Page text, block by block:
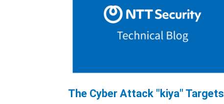
The Cyber Attack "kiya" Targets